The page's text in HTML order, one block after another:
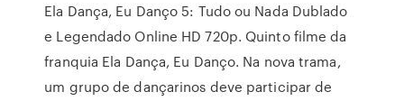
Ela Dança, Eu Danço 5: Tudo ou Nada Dublado
e Legendado Online HD 720p. Quinto filme da
franquia Ela Dança, Eu Danço. Na nova trama,
um grupo de dançarinos deve participar de